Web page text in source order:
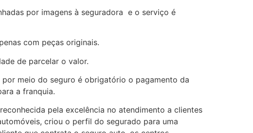
por imagens à seguradora e o serviço é
com peças originais.
de parcelar o valor.
meio do seguro é obrigatório o pagamento da
a franquia.
pela excelência no atendimento a clientes
criou o perfil do segurado para uma